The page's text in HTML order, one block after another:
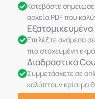
Κατεβάστε
αρχεία PDF που
Επιλέξτε ανάμεσα
πιο στοχευμένη
Διαδραστικά
Συμμετάσχετε σε
καλύπτουν κρίσιμα